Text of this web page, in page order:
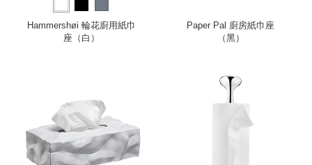
Hammershøi 輪花廚用紙巾
座（白）
Paper Pal 廚房紙巾座
（黑）